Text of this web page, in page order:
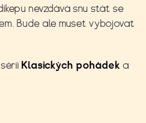
nevzdává snu stát se
Bude ale muset vybojovat
Klasických pohádek a